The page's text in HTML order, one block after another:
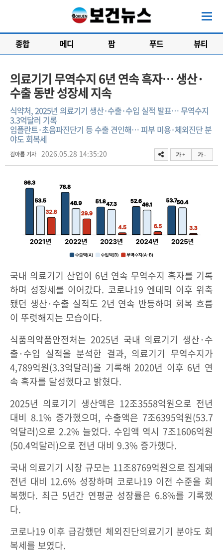
종합 메디 팜 푸드 뷰티
의료기기 무역수지 6년 연속 흑자… 생산·
수출 동반 성장세 지속
식약처, 2025년 의료기기 생산·수출·수입 실적 발표… 무역수지
3.3억달러 기록
임플란트·초음파진단기 등 수출 견인해… 피부 미용·체외진단 분
야도 회복세
김아름 기자 2026.05.28 14:35:20 가 + 가 -
국내 의료기기 산업이 6년 연속 무역수지 흑자를 기록
하며 성장세를 이어갔다. 코로나19 엔데믹 이후 위축
됐던 생산·수출 실적도 2년 연속 반등하며 회복 흐름
이 뚜렷해지는 모습이다.
식품의약품안전처는 2025년 국내 의료기기 생산·수
출·수입 실적을 분석한 결과, 의료기기 무역수지가
4,789억원(3.3억달러)을 기록해 2020년 이후 6년 연
속 흑자를 달성했다고 밝혔다.
2025년 의료기기 생산액은 12조3558억원으로 전년
대비 8.1% 증가했으며, 수출액은 7조6395억원(53.7
억달러)으로 2.2% 늘었다. 수입액 역시 7조1606억원
(50.4억달러)으로 전년 대비 9.3% 증가했다.
국내 의료기기 시장 규모는 11조8769억원으로 집계돼
전년 대비 12.6% 성장하며 코로나19 이전 수준을 회
복했다. 최근 5년간 연평균 성장률은 6.8%를 기록했
다.
코로나19 이후 급감했던 체외진단의료기기 분야도 회
복세를 보였다.